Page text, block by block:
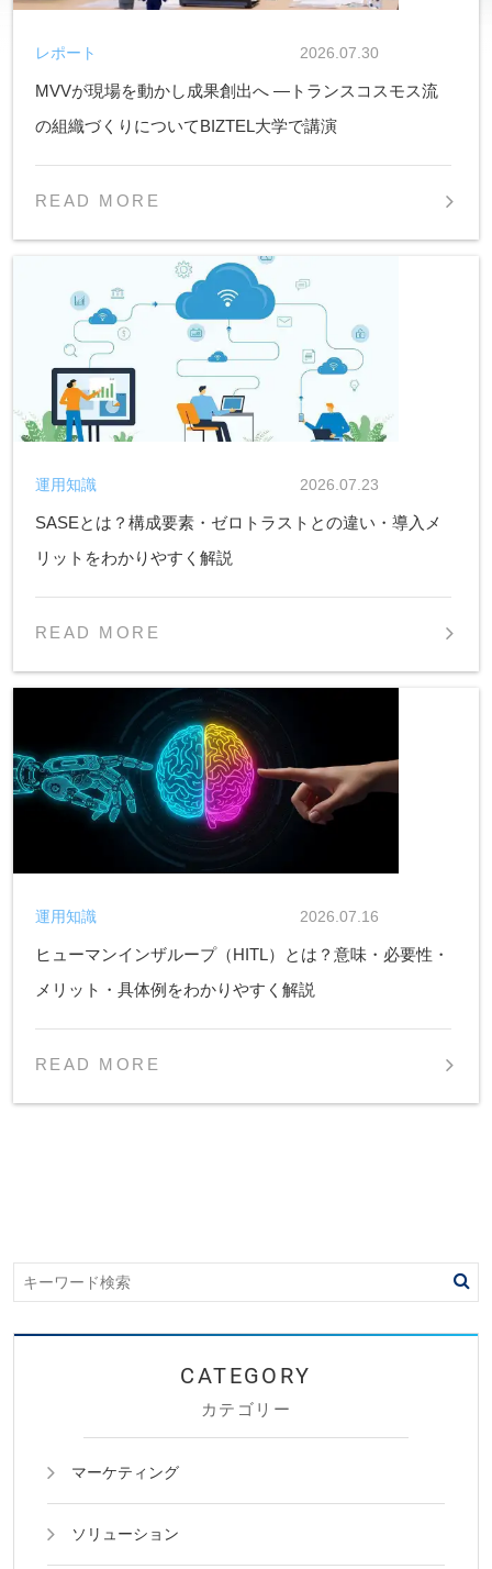
MVVが現場を動かし成果創出へ ―トランスコスモス流
の組織づくりについてBIZTEL大学で講演
2026.07.30
レポート
READ MORE
SASEとは？構成要素・ゼロトラストとの違い・導入メ
リットをわかりやすく解説
2026.07.23
運用知識
READ MORE
ヒューマンインザループ（HITL）とは？意味・必要性・
メリット・具体例をわかりやすく解説
2026.07.16
運用知識
READ MORE
カテゴリー
マーケティング
ソリューション